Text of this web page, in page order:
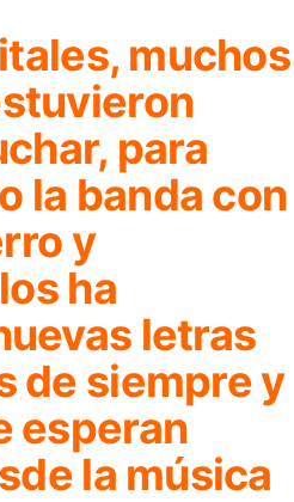
muchos
para
la banda con
y
ha
letras
de siempre y
esperan
la música